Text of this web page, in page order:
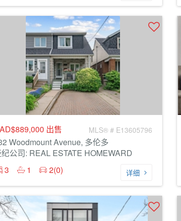
出售 MLS® # E13605796
Woodmount Avenue, 多伦多
公司: REAL ESTATE HOMEWARD
3
1 2(0) 详细